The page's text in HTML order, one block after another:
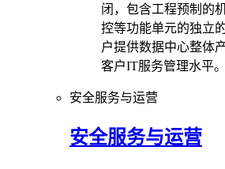
闭，包含工程预制的
控等功能单元的独立
户提供数据中心整体
客户IT服务管理水平。
安全服务与运营
安全服务与运营